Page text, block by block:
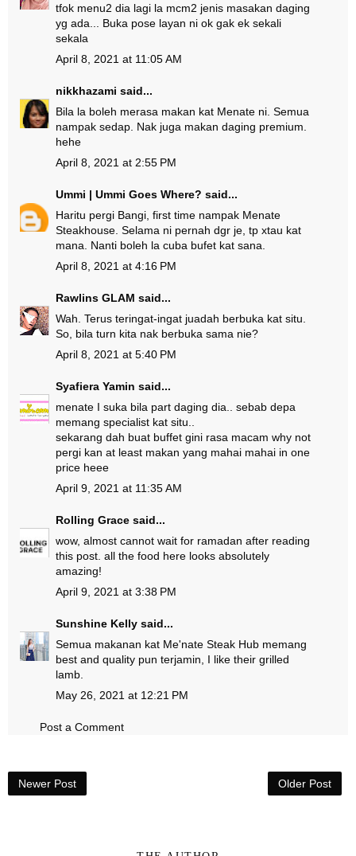
tfok menu2 dia lagi la mcm2 jenis masakan daging
yg ada... Buka pose layan ni ok gak ek sekali
sekala
April 8, 2021 at 11:05 AM
nikkhazami said...
Bila la boleh merasa makan kat Menate ni. Semua
nampak sedap. Nak juga makan daging premium.
hehe
April 8, 2021 at 2:55 PM
Ummi | Ummi Goes Where? said...
Haritu pergi Bangi, first time nampak Menate
Steakhouse. Selama ni pernah dgr je, tp xtau kat
mana. Nanti boleh la cuba bufet kat sana.
April 8, 2021 at 4:16 PM
Rawlins GLAM said...
Wah. Terus teringat-ingat juadah berbuka kat situ.
So, bila turn kita nak berbuka sama nie?
April 8, 2021 at 5:40 PM
Syafiera Yamin said...
menate I suka bila part daging dia.. sebab depa
memang specialist kat situ..
sekarang dah buat buffet gini rasa macam why not
pergi kan at least makan yang mahai mahai in one
price heee
April 9, 2021 at 11:35 AM
Rolling Grace said...
wow, almost cannot wait for ramadan after reading
this post. all the food here looks absolutely
amazing!
April 9, 2021 at 3:38 PM
Sunshine Kelly said...
Semua makanan kat Me'nate Steak Hub memang
best and quality pun terjamin, I like their grilled
lamb.
May 26, 2021 at 12:21 PM
Post a Comment
Newer Post Older Post